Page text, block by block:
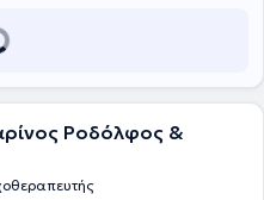
Ροδόλφος &